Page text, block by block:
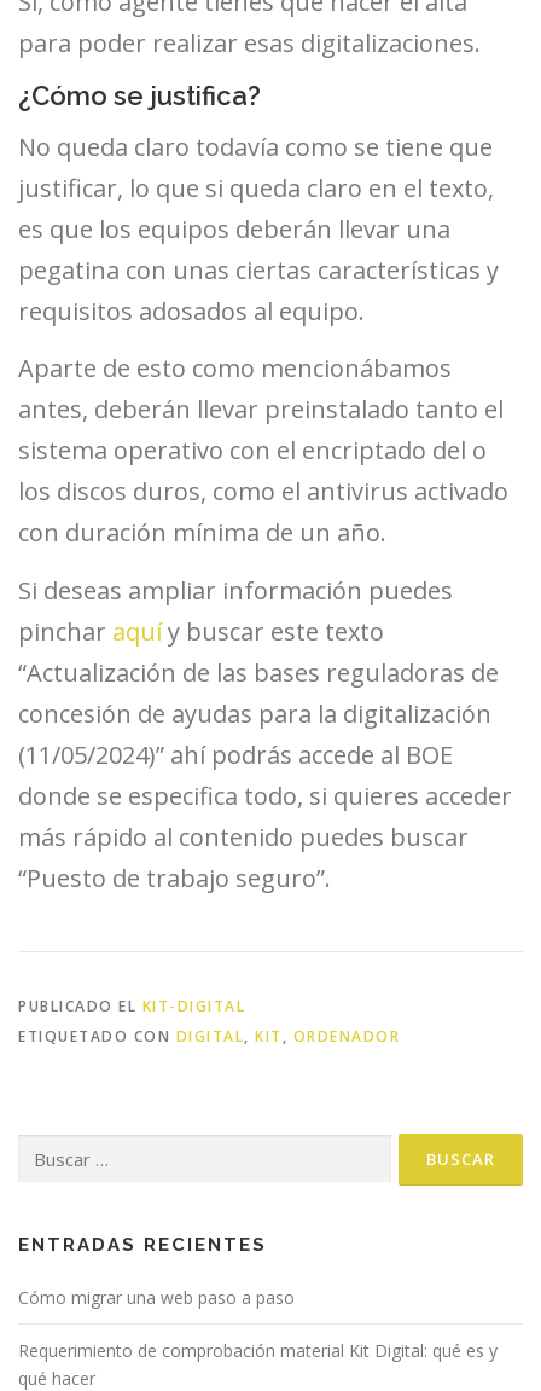
para poder realizar esas digitalizaciones.
¿Cómo se justifica?
No queda claro todavía como se tiene que
justificar, lo que si queda claro en el texto,
es que los equipos deberán llevar una
pegatina con unas ciertas características y
requisitos adosados al equipo.
Aparte de esto como mencionábamos
antes, deberán llevar preinstalado tanto el
sistema operativo con el encriptado del o
los discos duros, como el antivirus activado
con duración mínima de un año.
Si deseas ampliar información puedes
pinchar aquíy buscar este texto
“Actualización de las bases reguladoras de
concesión de ayudas para la digitalización
(11/05/2024)” ahí podrás accede al BOE
donde se especifica todo, si quieres acceder
más rápido al contenido puedes buscar
“Puesto de trabajo seguro”.
PUBLICADO EL KIT-DIGITAL
ETIQUETADO CON DIGITAL, KIT , ORDENADOR
ENTRADAS RECIENTES
Cómo migrar una web paso a paso
Requerimiento de comprobación material Kit Digital: qué es y
qué hacer